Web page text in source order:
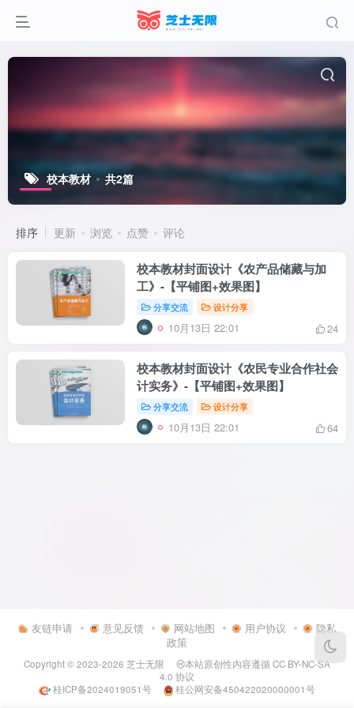
校本教材 共2篇
排序 更新 浏览 点赞 评论
校本教材封面设计《农产品储藏与加
工》-【平铺图+效果图】
分享交流 设计分享
10月13日 22:01 24
校本教材封面设计《农民专业合作社会
计实务》-【平铺图+效果图】
分享交流 设计分享
10月13日 22:01 64
友链申请 意见反馈 网站地图 用户协议
隐私
政策
Copyright © 2023-2026 芝士无限 本站原创性内容遵循CC BY-NC-SA
4.0 协议
桂ICP备2024019051号
桂公网安备450422020000001号